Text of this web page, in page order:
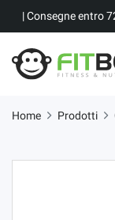
| Consegne entro
Home Prodotti